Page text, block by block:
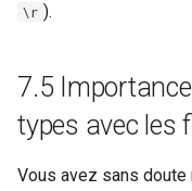
\r ).
7.5
types avec les
Vous avez sans